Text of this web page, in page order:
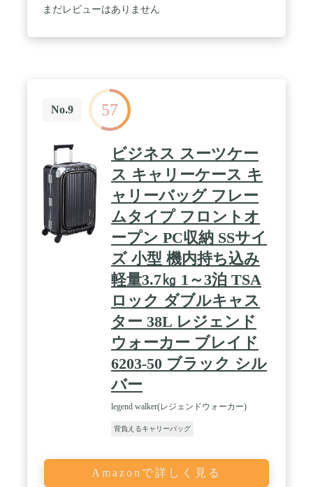
面透明カバー・表面メッシュ窓】2020年の猫リュッ
できるようにします。 ペットは飼主さんの顔がいつ
でも見える安心、不安を解消します！ そのほか、透
明の窓とメッシュ換気窓を備えており、いつでも切
り替えることができます。 / 🐰【頑丈な素材・安定
性いい】人間工学に基づき設計した幅広肩ベルトで
長時間背負っても疲れません、肩への食い込みを軽
減し、負担を軽減できるバッグ本体で胸元ベルトが
あり、安定性いいです。バッグの 両側にも優れた
PVC素材のメッシュを採用し、頑丈なので引っ掻き
傷に強い!飛び出しリード付き、出し入りを開けた
際にペットが飛び出しても安心です。 / ⭐【お出か
け・多用途で大活躍】犬猫の通院、旅行、電車・新
幹線乗りなどの出かけ用品として、ドライブの場合
も仮のハウスとして、ご愛ペットを守ることができ
ます。災害避難場合のお出かけるも非常に役に立ち
ます。 運転中、シートベルト固定できるので、ドラ
イブキャリーとして大活躍！ / 👍【安心の利用・優
しい充実保証】用途や場所を選ばず、様々なシーン
で活躍します。💖ご購入日より30日以内の返品交
換・18ヶ月の製品保証有ります。万が一ご使用中に
不都合がありましたら、まず「注文履歴」−「出品
者に連絡する」をクリック/okiki.team@gmail.comま
でにお問い合わせください。12時間以内に対応させ
ていただきます。
まだレビューはありません
No.9 57
ビジネス スーツケー
ス キャリーケース キ
ャリーバッグ フレー
ムタイプ フロントオ
ープン PC収納 SSサイ
ズ 小型 機内持ち込み
軽量3.7㎏ 1～3泊 TSA
ロック ダブルキャス
ター 38L レジェンド
ウォーカー ブレイド
6203-50 ブラック シル
バー
legend walker(レジェンドウォーカー)
背負えるキャリーバッグ
Amazonで詳しく見る